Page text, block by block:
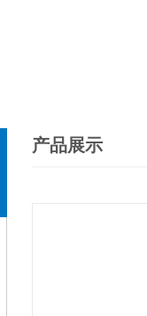
产品展示